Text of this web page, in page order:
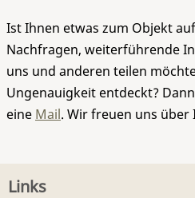
Ist Ihnen etwas zum Objekt
Nachfragen, weiterführende
uns und anderen teilen
Ungenauigkeit entdeckt?
eine Mail. Wir freuen uns über
Links